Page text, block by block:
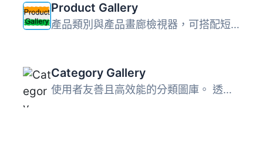
Product Gallery
產品類別與產品畫廊檢視器，可搭配短描述檢視(選配)，產品頁...
Category Gallery
使用者友善且高效能的分類圖庫。 透過使用 WP 媒體類別管理或...